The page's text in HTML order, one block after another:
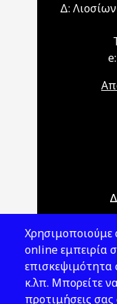
Δ:
Main
Χρησιμοποιούμε
online εμπειρία
επισκεψιμότητα
κ.λπ. Μπορείτε
προτιμήσεις